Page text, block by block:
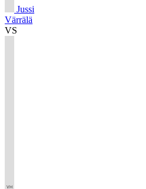
Jussi
Värrälä
VS